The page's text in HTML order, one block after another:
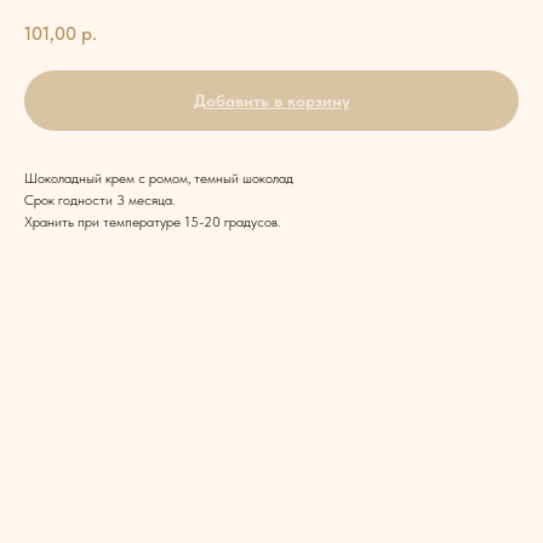
101,00 р.
Добавить в корзину
Шоколадный крем с ромом, темный шоколад
Срок годности 3 месяца.
Хранить при температуре 15-20 градусов.